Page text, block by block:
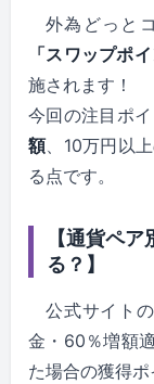
外為どっと
「スワップポ
施されます！
今回の注目ポイ
額、10万円以
る点です。
【通貨ペ
る？】
公式サイト
金・60％増額
た場合の獲得ポ